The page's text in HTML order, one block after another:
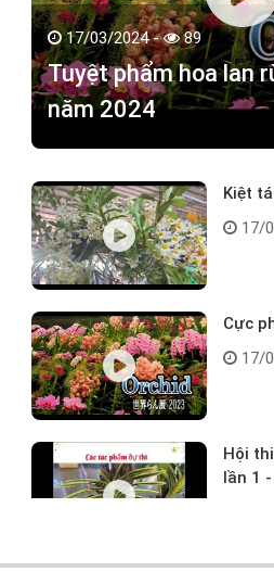
17/03/2024 - 89
Tuyệt phẩm hoa lan
năm 2024
Kiệt
17/
Cực
17/
Hội
lần 1